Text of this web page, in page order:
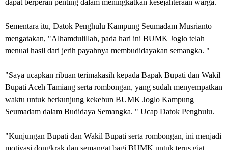
dapat berperan penting dalam meningkatkan kesejahteraan warga.
Sementara itu, Datok Penghulu Kampung Seumadam Musrianto
mengatakan, "Alhamdulillah, pada hari ini BUMK Joglo telah
menuai hasil dari jerih payahnya membudidayakan semangka. "
"Saya ucapkan ribuan terimakasih kepada Bapak Bupati dan Wakil
Bupati Aceh Tamiang serta rombongan, yang sudah menyempatkan
waktu untuk berkunjung kekebun BUMK Joglo Kampung
Seumadam dalam Budidaya Semangka. " Ucap Datok Penghulu.
"Kunjungan Bupati dan Wakil Bupati serta rombongan, ini menjadi
motivasi dongkrak dan semangat bagi BUMK untuk terus giat